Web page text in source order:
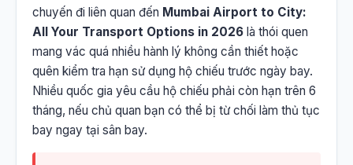
chuyến đi liên quan đến Mumbai Airport to City:
All Your Transport Options in 2026 là thói quen
mang vác quá nhiều hành lý không cần thiết hoặc
quên kiểm tra hạn sử dụng hộ chiếu trước ngày bay.
Nhiều quốc gia yêu cầu hộ chiếu phải còn hạn trên 6
tháng, nếu chủ quan bạn có thể bị từ chối làm thủ tục
bay ngay tại sân bay.